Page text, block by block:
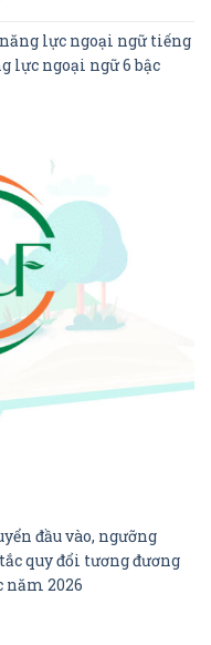
lực ngoại ngữ tiếng
lực ngoại ngữ 6 bậc
đầu vào, ngưỡng
quy đổi tương đương
năm 2026